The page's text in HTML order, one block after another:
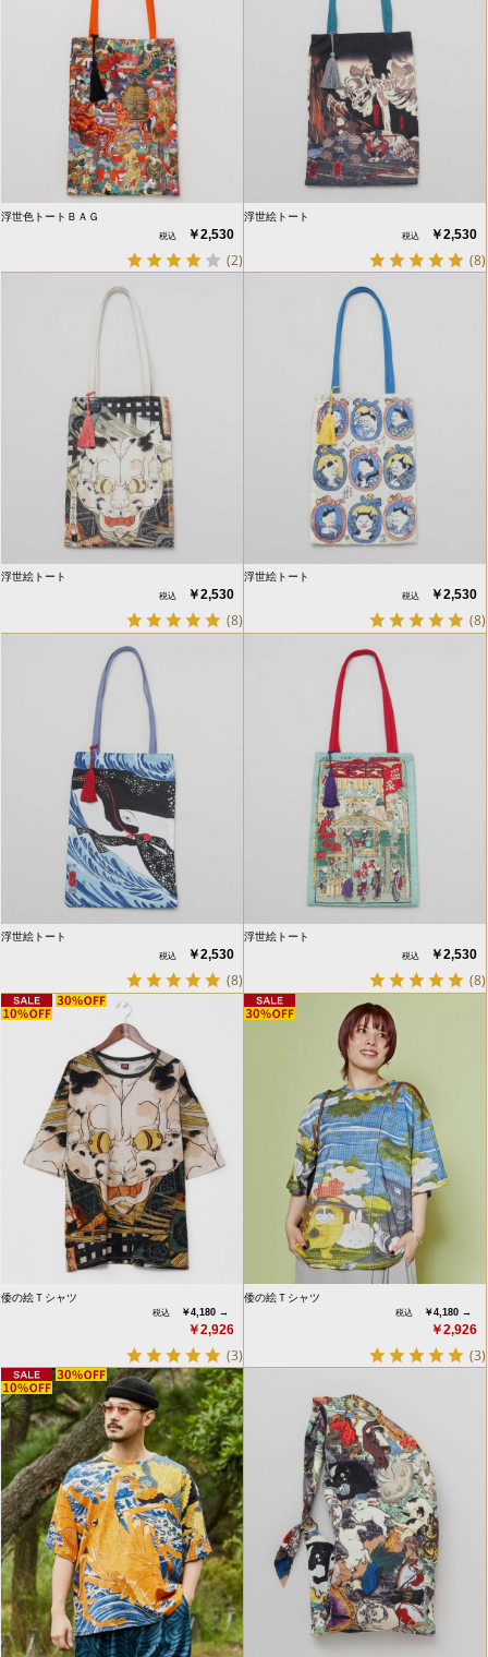
浮世色トートＢＡＧ
￥2,530
(2)
浮世絵トート
￥2,530
(8)
浮世絵トート
￥2,530
(8)
浮世絵トート
￥2,530
(8)
浮世絵トート
￥2,530
(8)
浮世絵トート
￥2,530
(8)
倭の絵Ｔシャツ
￥4,180 →
￥2,926
(3)
倭の絵Ｔシャツ
￥4,180 →
￥2,926
(3)